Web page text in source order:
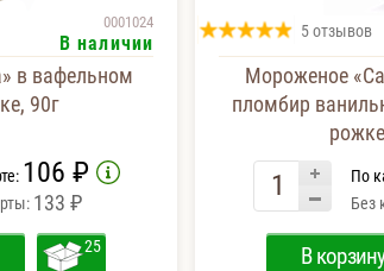
0001024
В наличии
в вафельном
90г
106 ₽
133 ₽
25
5 отзывов
Мороженое
пломбир
По
Без
В